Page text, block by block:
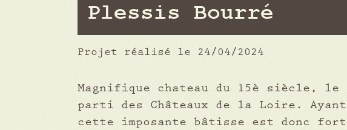
Plessis Bourré
Projet réalisé le 24/04/2024
Magnifique chateau du 15è siècle,
parti des Châteaux de la Loire.
cette imposante bâtisse est donc